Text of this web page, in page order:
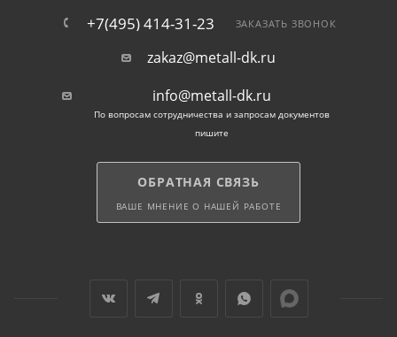
+7(495) 414-31-23 ЗАКАЗАТЬ ЗВОНОК
zakaz@metall-dk.ru
info@metall-dk.ru
По вопросам сотрудничества и запросам документов
пишите
ОБРАТНАЯ СВЯЗЬ
ВАШЕ МНЕНИЕ О НАШЕЙ РАБОТЕ